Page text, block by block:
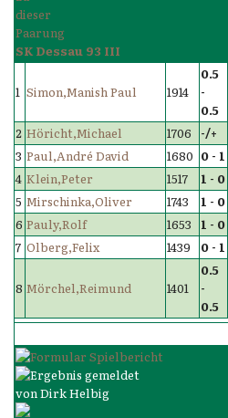
SK Dessau 93 III
1 Simon,Manish Paul 1914
0.5
-
0.5
2 Höricht,Michael 1706 -/+
3 Paul,André David 1680 0 - 1
4 Klein,Peter 1517 1 - 0
5 Mirschinka,Oliver 1743 1 - 0
6 Pauly,Rolf 1653 1 - 0
7 Olberg,Felix 1439 0 - 1
8 Mörchel,Reimund 1401
0.5
-
0.5